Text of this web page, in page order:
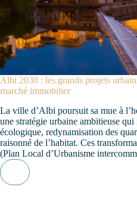
Albi 2030 : les grands projets
marché immobilier
La ville d’Albi poursuit sa mue à
une stratégie urbaine ambitieuse
écologique, redynamisation des
raisonné de l’habitat. Ces
(Plan Local d’Urbanisme
Lire la suite